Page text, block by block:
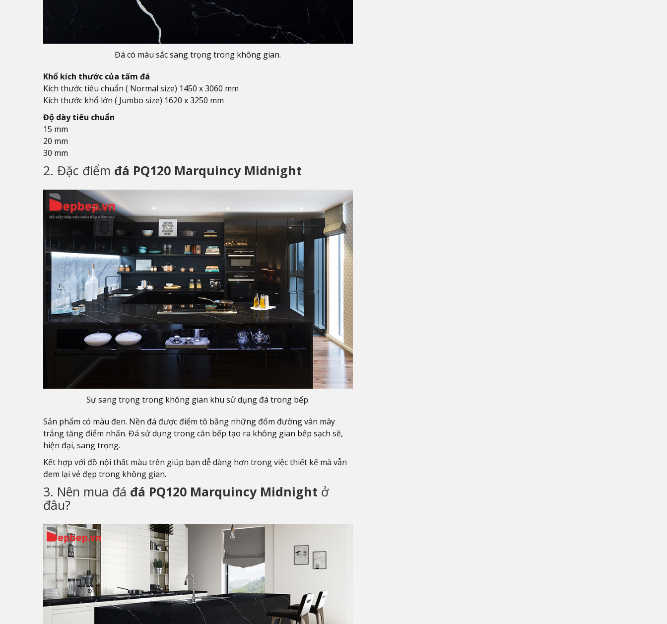
Đá có màu sắc sang trọng trong không gian.
Khổ kích thước của tấm đá
Kích thước tiêu chuẩn ( Normal size) 1450 x 3060 mm
Kích thước khổ lớn ( Jumbo size) 1620 x 3250 mm
Độ dày tiêu chuẩn
15 mm
20 mm
30 mm
2. Đặc điểm đá PQ120 Marquincy Midnight
Sự sang trọng trong không gian khu sử dụng đá trong bếp.
Sản phẩm có màu đen. Nền đá được điểm tô bằng những đốm đường vân mây
trắng tăng điểm nhấn. Đá sử dụng trong căn bếp tạo ra không gian bếp sạch sẽ,
hiện đại, sang trọng.
Kết hợp với đồ nội thất màu trên giúp bạn dễ dàng hơn trong việc thiết kế mà vẫn
đem lại vẻ đẹp trong không gian.
3. Nên mua đá đá PQ120 Marquincy Midnight ở
đâu?